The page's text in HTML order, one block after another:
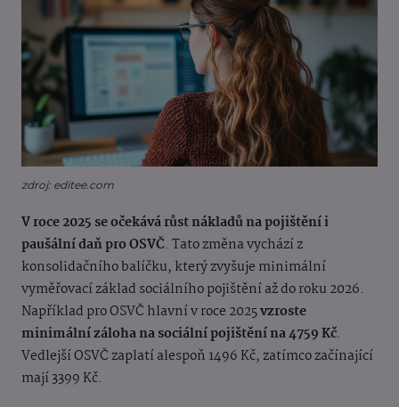
zdroj: editee.com
V roce 2025 se očekává růst nákladů na pojištění i
paušální daň pro OSVČ. Tato změna vychází z
konsolidačního balíčku, který zvyšuje minimální
vyměřovací základ sociálního pojištění až do roku 2026.
Například pro OSVČ hlavní v roce 2025vzroste
minimální záloha na sociální pojištění na 4759 Kč.
Vedlejší OSVČ zaplatí alespoň 1496 Kč, zatímco začínající
mají 3399 Kč.